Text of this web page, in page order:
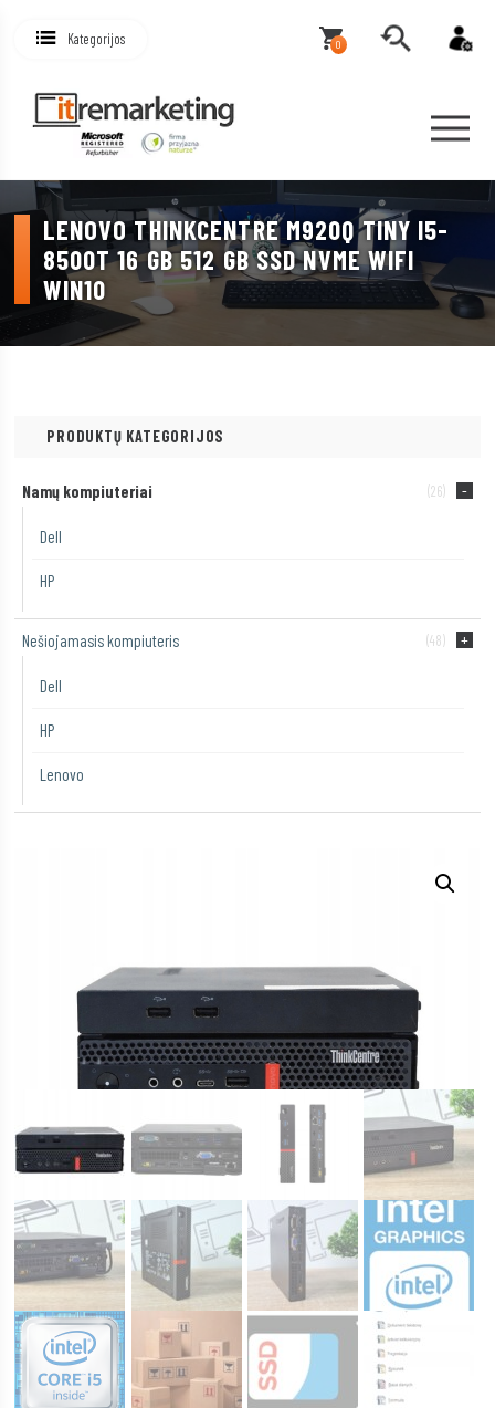
Kategorijos 0
LENOVO THINKCENTRE M920Q TINY I5-
8500T 16 GB 512 GB SSD NVME WIFI
WIN10
PRODUKTŲ KATEGORIJOS
Namų kompiuteriai (26)
Dell
HP
Nešiojamasis kompiuteris (48)
Dell
HP
Lenovo